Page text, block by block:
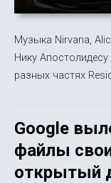
Музыка Nirvana,
Нику
разных частях
Google
файлы
открытый